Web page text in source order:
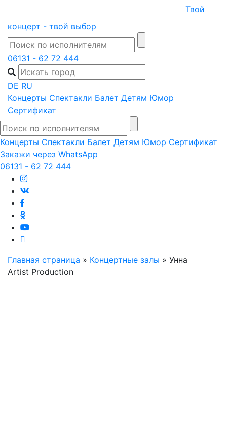
content
Твой
концерт - твой выбор
06131 - 62 72 444
DE RU
Концерты Спектакли Балет Детям Юмор
Сертификат
Концерты Спектакли Балет Детям Юмор Сертификат
Закажи через WhatsApp
06131 - 62 72 444
Главная страница » Концертные залы » Унна
Artist Production